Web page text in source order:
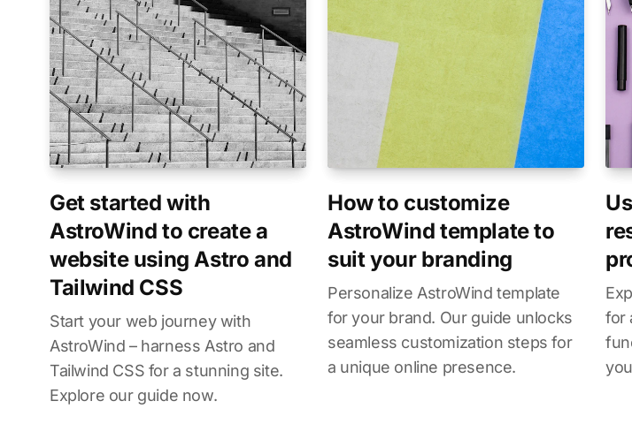
Get started with
AstroWind to create a
website using Astro and
Tailwind CSS
Start your web journey with
AstroWind – harness Astro and
Tailwind CSS for a stunning site.
Explore our guide now.
How to customize
AstroWind template to
suit your branding
Personalize AstroWind template
for your brand. Our guide unlocks
seamless customization steps for
a unique online presence.
for